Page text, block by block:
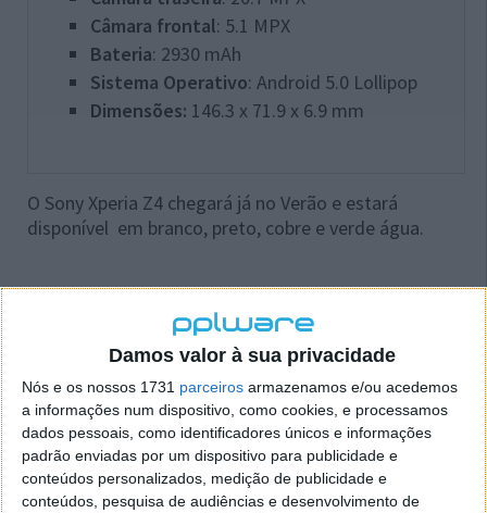
Damos valor à sua privacidade
Nós e os nossos 1731 parceiros armazenamos e/ou acedemos
a informações num dispositivo, como cookies, e processamos
dados pessoais, como identificadores únicos e informações
padrão enviadas por um dispositivo para publicidade e
conteúdos personalizados, medição de publicidade e
conteúdos, pesquisa de audiências e desenvolvimento de
Câmara frontal: 5.1 MPX
Bateria: 2930 mAh
Sistema Operativo: Android 5.0 Lollipop
Dimensões: 146.3 x 71.9 x 6.9 mm
O Sony Xperia Z4 chegará já no Verão e estará
disponível em branco, preto, cobre e verde água.
Este artigo tem mais de um ano
Acompanhe o Pplware no Google Notícias
Proponha uma correção, faça uma sugestão